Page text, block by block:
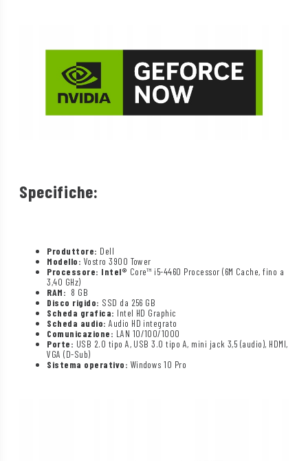
Specifiche:
Produttore: Dell
Modello: Vostro 3900 Tower
Processore: Intel® Core™ i5-4460 Processor (6M Cache, fino a
3,40 GHz)
RAM: 8 GB
Disco rigido: SSD da 256 GB
Scheda grafica: Intel HD Graphic
Scheda audio: Audio HD integrato
Comunicazione: LAN 10/100/1000
Porte: USB 2.0 tipo A, USB 3.0 tipo A, mini jack 3,5 (audio), HDMI,
VGA (D-Sub)
Sistema operativo: Windows 10 Pro